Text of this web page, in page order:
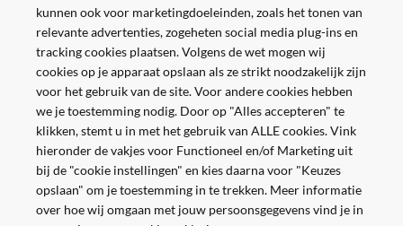
kunnen ook voor marketingdoeleinden, zoals het tonen van
relevante advertenties, zogeheten social media plug-ins en
tracking cookies plaatsen. Volgens de wet mogen wij
cookies op je apparaat opslaan als ze strikt noodzakelijk zijn
voor het gebruik van de site. Voor andere cookies hebben
we je toestemming nodig. Door op "Alles accepteren" te
klikken, stemt u in met het gebruik van ALLE cookies. Vink
hieronder de vakjes voor Functioneel en/of Marketing uit
bij de "cookie instellingen" en kies daarna voor "Keuzes
opslaan" om je toestemming in te trekken. Meer informatie
over hoe wij omgaan met jouw persoonsgegevens vind je in